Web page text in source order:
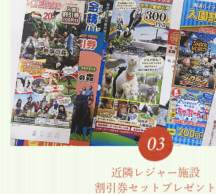
近隣レジャー施設
割引券セットプレゼント